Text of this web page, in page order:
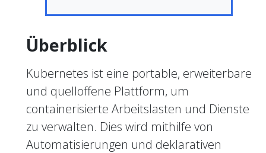
Überblick
Kubernetes ist eine portable, erweiterbare
und quelloffene Plattform, um
containerisierte Arbeitslasten und Dienste
zu verwalten. Dies wird mithilfe von
Automatisierungen und deklarativen